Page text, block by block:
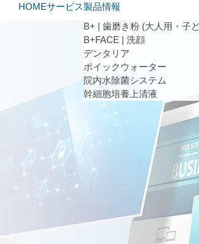
HOMEサービス製品情報
B+ | 歯磨き粉 (大人用・子
B+FACE | 洗顔
デンタリア
ポイックウォーター
院内水除菌システム
幹細胞培養上清液